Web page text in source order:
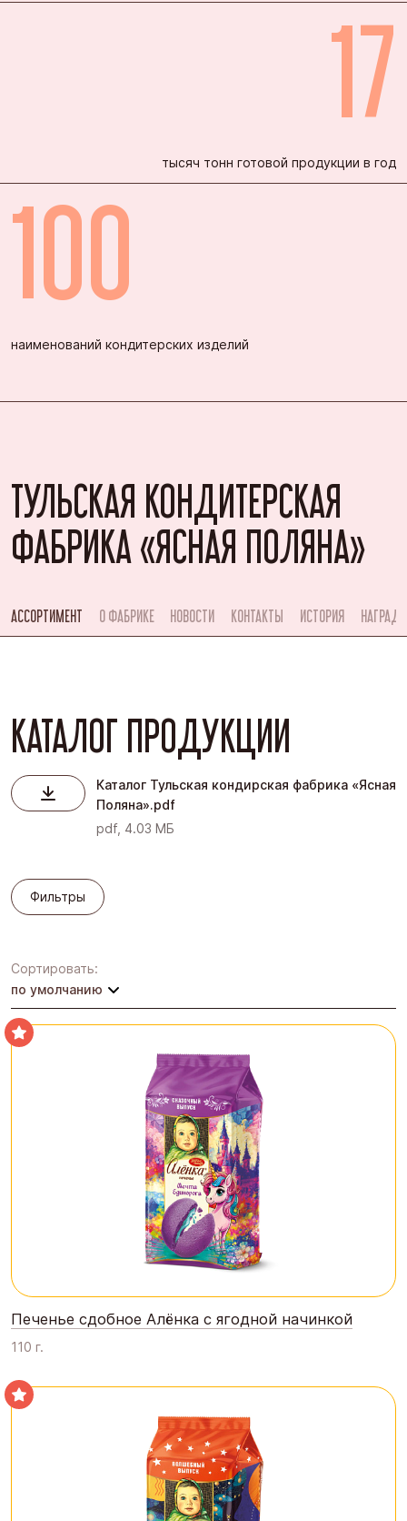
17
тысяч тонн готовой продукции в год
100
наименований кондитерских изделий
ТУЛЬСКАЯ КОНДИТЕРСКАЯ
ФАБРИКА «ЯСНАЯ ПОЛЯНА»
АССОРТИМЕНТ О ФАБРИКЕ НОВОСТИ КОНТАКТЫ ИСТОРИЯ
КАТАЛОГ ПРОДУКЦИИ
Каталог Тульская кондирская фабрика «Ясная
Поляна».pdf
pdf, 4.03 МБ
Фильтры
Сортировать:
по умолчанию
Печенье сдобное Алёнка с ягодной начинкой
110 г.